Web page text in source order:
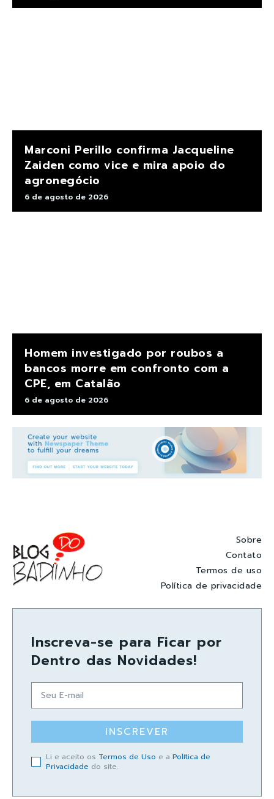
Marconi Perillo confirma Jacqueline
Zaiden como vice e mira apoio do
agronegócio
6 de agosto de 2026
Homem investigado por roubos a
bancos morre em confronto com a
CPE, em Catalão
6 de agosto de 2026
Sobre
Contato
Termos de uso
Política de privacidade
Inscreva-se para Ficar por
Dentro das Novidades!
INSCREVER
Li e aceito os Termos de Uso e a Política de
Privacidade do site.